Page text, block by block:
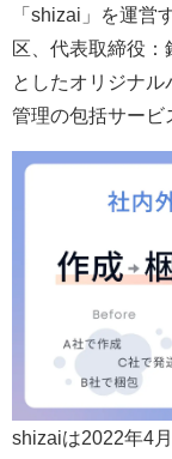
「shizai」を運営
区、代表取締役
としたオリジナ
管理の包括サービ
shizaiは2022年4